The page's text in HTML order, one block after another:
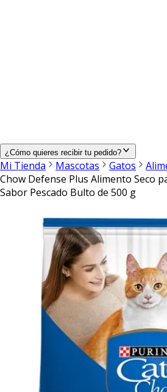
¿Cómo quieres recibir tu pedido?
Mi Tienda Mascotas Gatos
Chow Defense Plus Alimento Seco
Sabor Pescado Bulto de 500 g